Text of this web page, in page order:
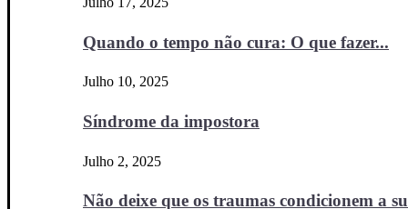
Quando o tempo não cura: O que fazer...
Julho 10, 2025
Síndrome da impostora
Julho 2, 2025
Não deixe que os traumas condicionem a